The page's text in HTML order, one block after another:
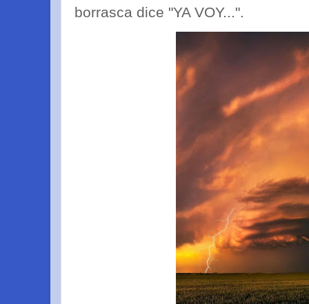
borrasca dice "YA VOY...".